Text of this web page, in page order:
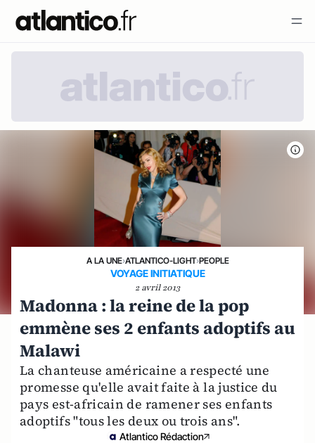
A LA UNE›ATLANTICO-LIGHT›PEOPLE
VOYAGE INITIATIQUE
2 avril 2013
Madonna : la reine de la pop
emmène ses 2 enfants adoptifs au
Malawi
La chanteuse américaine a respecté une
promesse qu'elle avait faite à la justice du
pays est-africain de ramener ses enfants
adoptifs "tous les deux ou trois ans".
Atlantico Rédaction